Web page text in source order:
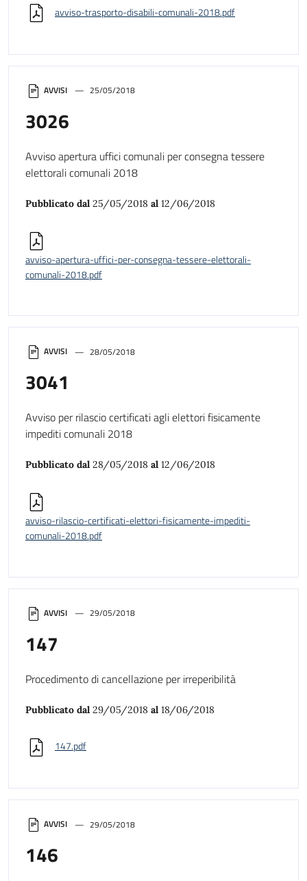
AVVISI 29/05/2018
146
AVVISI 29/05/2018
147
Procedimento di cancellazione per irreperibilità
Pubblicato dal 29/05/2018 al 18/06/2018
147.pdf
AVVISI 28/05/2018
3041
Avviso per rilascio certificati agli elettori fisicamente
impediti comunali 2018
Pubblicato dal 28/05/2018 al 12/06/2018
avviso-rilascio-certificati-elettori-fisicamente-impediti-
comunali-2018.pdf
AVVISI 25/05/2018
3026
Avviso apertura uffici comunali per consegna tessere
elettorali comunali 2018
Pubblicato dal 25/05/2018 al 12/06/2018
avviso-apertura-uffici-per-consegna-tessere-elettorali-
comunali-2018.pdf
avviso-trasporto-disabili-comunali-2018.pdf